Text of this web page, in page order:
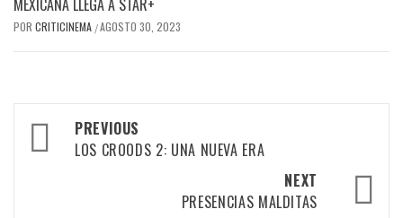
MEXICANA LLEGA A STAR+
POR CRITICINEMA /AGOSTO 30, 2023
Post
navigation
PREVIOUS
LOS CROODS 2: UNA NUEVA ERA
NEXT
PRESENCIAS MALDITAS